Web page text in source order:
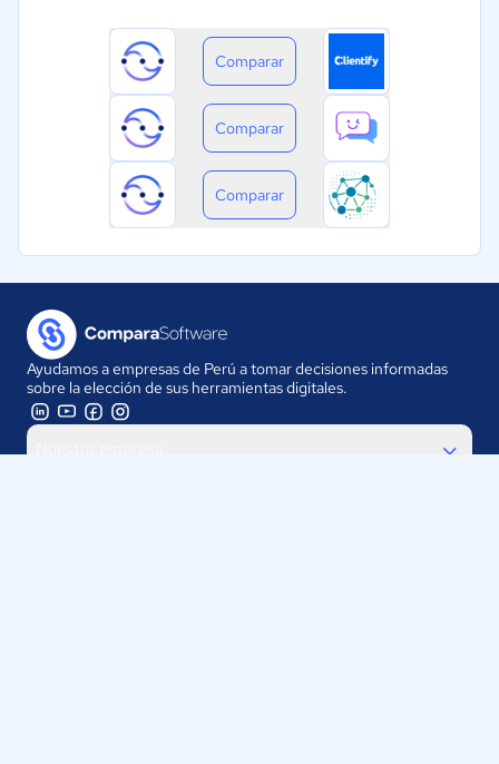
Comparar
Comparar
Comparar
Ayudamos a empresas de Perú a tomar decisiones informadas
sobre la elección de sus herramientas digitales.